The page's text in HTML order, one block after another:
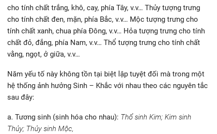
cho tính chất trắng, khô, cay, phía Tây, v.v… Thủy tượng trưng
cho tính chất đen, mặn, phía Bắc, v.v… Mộc tượng trưng cho
tính chất xanh, chua phía Đông, v.v… Hỏa tượng trưng cho tính
chất đỏ, đắng, phía Nam, v.v… Thổ tượng trưng cho tính chất
vằng, ngọt, ở giữa, v.v…
Năm yếu tố này không tồn tại biệt lập tuyệt đối mà trong một
hệ thống ảnh hưởng Sinh – Khắc với nhau theo các nguyên tắc
sau đây:
a. Tương sinh (sinh hóa cho nhau): Thổ sinh Kim; Kim sinh
Thủy; Thủy sinh Mộc,